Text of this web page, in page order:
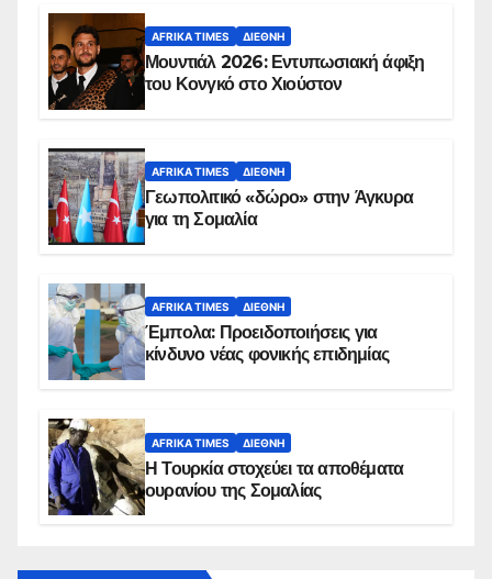
AFRIKA TIMES ΔΙΕΘΝΉ
Μουντιάλ 2026: Εντυπωσιακή άφιξη
του Κονγκό στο Χιούστον
AFRIKA TIMES ΔΙΕΘΝΉ
Γεωπολιτικό «δώρο» στην Άγκυρα
για τη Σομαλία
AFRIKA TIMES ΔΙΕΘΝΉ
Έμπολα: Προειδοποιήσεις για
κίνδυνο νέας φονικής επιδημίας
AFRIKA TIMES ΔΙΕΘΝΉ
Η Τουρκία στοχεύει τα αποθέματα
ουρανίου της Σομαλίας